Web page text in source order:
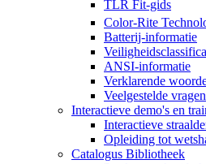
TLR Fit-gids
Color-Rite
Batterij-informatie
ANSI-informatie
Verklarende
Veelgestelde vragen
Interactieve demo's en
Interactieve
Opleiding tot
Catalogus Bibliotheek